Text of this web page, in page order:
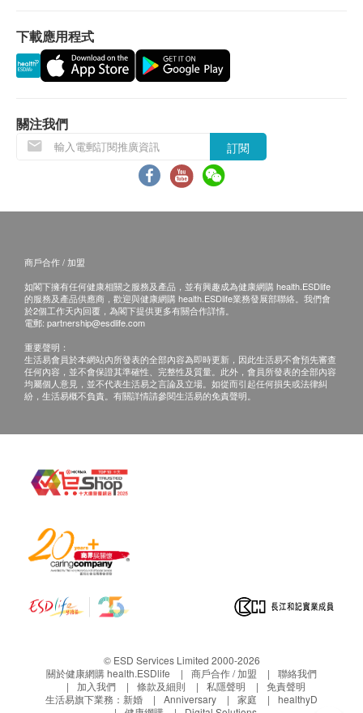
下載應用程式
關注我們
訂閱
商戶合作 / 加盟
如閣下擁有任何健康相關之服務及產品，並有興趣成為健康網購 health.ESDlife
的服務及產品供應商，歡迎與健康網購 health.ESDlife業務發展部聯絡。我們會
於2個工作天內回覆，為閣下提供更多有關合作詳情。
電郵: partnership@esdlife.com
重要聲明：
生活易會員於本網站內所發表的全部內容為即時更新，因此生活易不會預先審查
任何內容，並不會保證其準確性、完整性及質量。此外，會員所發表的全部內容
均屬個人意見，並不代表生活易之言論及立場。如從而引起任何損失或法律糾
紛，生活易概不負責。有關詳情請參閱生活易的免責聲明。
© ESD Services Limited 2000-2026
關於健康網購 health.ESDlife
商戶合作 / 加盟
聯絡我們
加入我們
條款及細則 私隱聲明
免責聲明
生活易旗下業務： 新婚 Anniversary 家庭
healthyD